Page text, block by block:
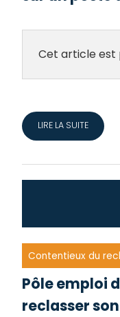
Cet article est
LIRE LA SUITE
Contentieux du
Pôle emploi
reclasser